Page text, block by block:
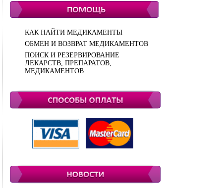
КАК НАЙТИ МЕДИКАМЕНТЫ
ОБМЕН И ВОЗВРАТ МЕДИКАМЕНТОВ
ПОИСК И РЕЗЕРВИРОВАНИЕ
ЛЕКАРСТВ, ПРЕПАРАТОВ,
МЕДИКАМЕНТОВ